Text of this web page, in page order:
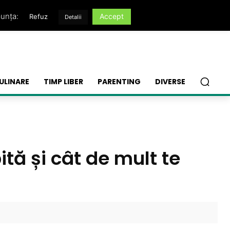
TIMP LIBER PARENTING DIVERSE
și cât de mult te
Refuz Detalii Accept